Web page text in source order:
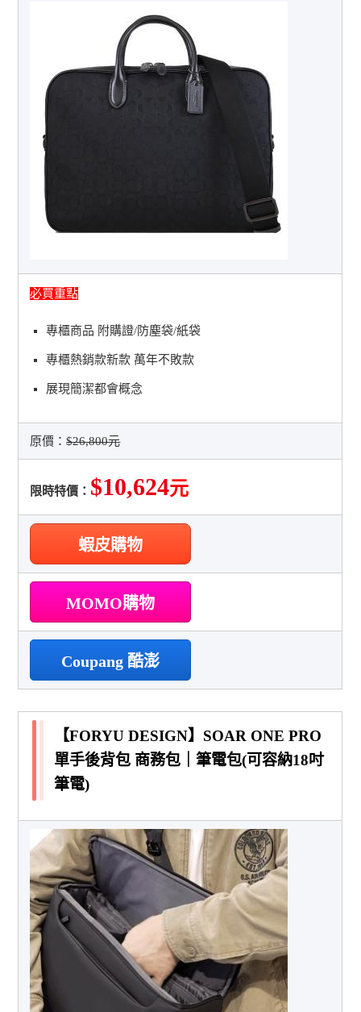
必買重點
專櫃商品 附購證/防塵袋/紙袋
專櫃熱銷款新款 萬年不敗款
展現簡潔都會概念
原價：$26,800元
限時特價： $10,624元
蝦皮購物
MOMO購物
Coupang 酷澎
【FORYU DESIGN】SOAR ONE PRO
單手後背包 商務包｜筆電包(可容納18吋
筆電)